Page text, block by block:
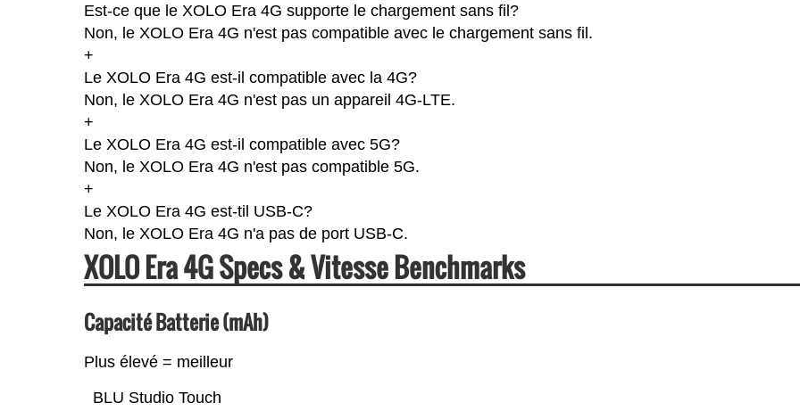
Est-ce que le XOLO Era 4G supporte le chargement sans fil?
Non, le XOLO Era 4G n'est pas compatible avec le chargement sans fil.
+
Le XOLO Era 4G est-il compatible avec la 4G?
Non, le XOLO Era 4G n'est pas un appareil 4G-LTE.
+
Le XOLO Era 4G est-il compatible avec 5G?
Non, le XOLO Era 4G n'est pas compatible 5G.
+
Le XOLO Era 4G est-til USB-C?
Non, le XOLO Era 4G n'a pas de port USB-C.
XOLO Era 4G Specs & Vitesse Benchmarks
Capacité Batterie (mAh)
Plus élevé = meilleur
BLU Studio Touch